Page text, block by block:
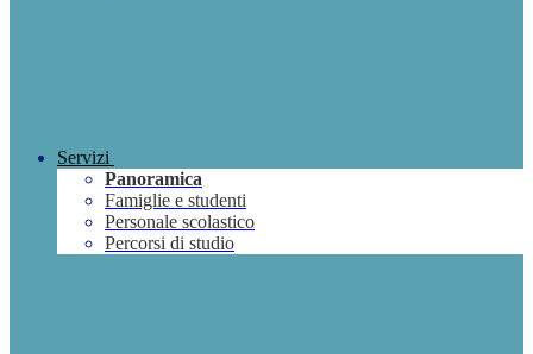
Servizi
Panoramica
Famiglie e studenti
Personale scolastico
Percorsi di studio